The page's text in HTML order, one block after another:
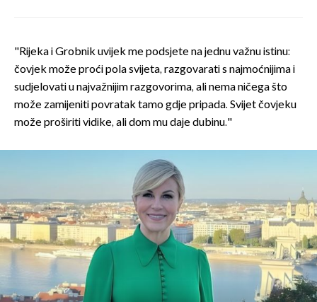
"Rijeka i Grobnik uvijek me podsjete na jednu važnu istinu:
čovjek može proći pola svijeta, razgovarati s najmoćnijima i
sudjelovati u najvažnijim razgovorima, ali nema ničega što
može zamijeniti povratak tamo gdje pripada. Svijet čovjeku
može proširiti vidike, ali dom mu daje dubinu."